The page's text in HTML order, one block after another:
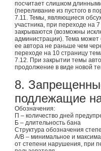
посчитает слишком
(переливание из пустого в
7.11. Темы, являющиеся
участника, при переходе на 7
закрываются (возможны
администрации). Тема может
ее автора не раньше чем
переходе на 10 страницу
7.12. При закрытии темы
продолжение в виде новой
8.
подлежащие
Обозначения:
П – количество дней
Б – длительность бана
Структура обозначения
A/B – минимальное и
от степени нарушения, при